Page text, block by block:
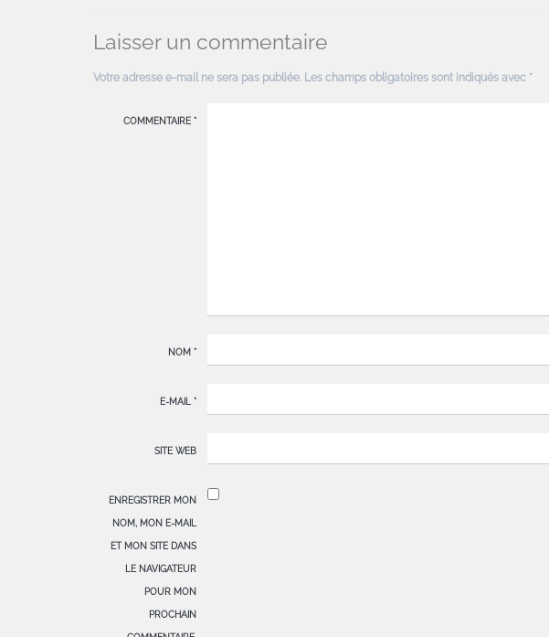
Laisser un commentaire
Votre adresse e-mail ne sera pas publiée. Les champs obligatoires sont indiqués avec *
COMMENTAIRE *
NOM *
E-MAIL *
SITE WEB
ENREGISTRER MON
NOM, MON E-MAIL
ET MON SITE DANS
LE NAVIGATEUR
POUR MON
PROCHAIN